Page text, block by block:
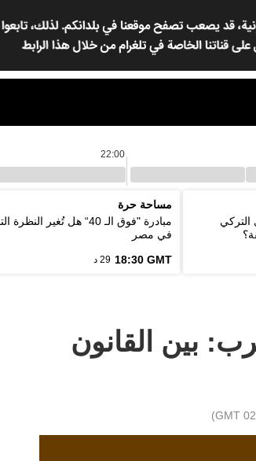
22:00
التركي
مساحة حرة
مبادرة "فوق الـ 40“ هل تُغير
في مصر
18:30 GMT 29 د
بين القانون
)